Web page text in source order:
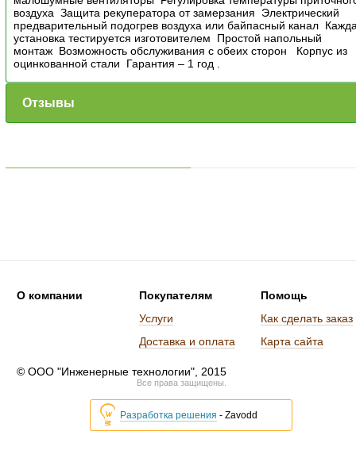
воздуха Защита рекуператора от замерзания Электрический
предварительный подогрев воздуха или байпасный канал
установка тестируется изготовителем Простой напольный
монтаж Возможность обслуживания с обеих сторон Корпус из
оцинкованной стали Гарантия – 1 год .
Отзывы
О компании
Покупателям
Услуги
Доставка и оплата
Помощь
Как сделать заказ
Карта сайта
© ООО "Инженерные технологии", 2015
Все права защищены.
Разработка решения - Zavodd